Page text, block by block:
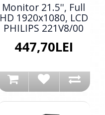
Monitor 21.5'', Full
HD 1920x1080, LCD
PHILIPS 221V8/00
447,70LEI